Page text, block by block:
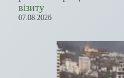
візиту
07.08.2026